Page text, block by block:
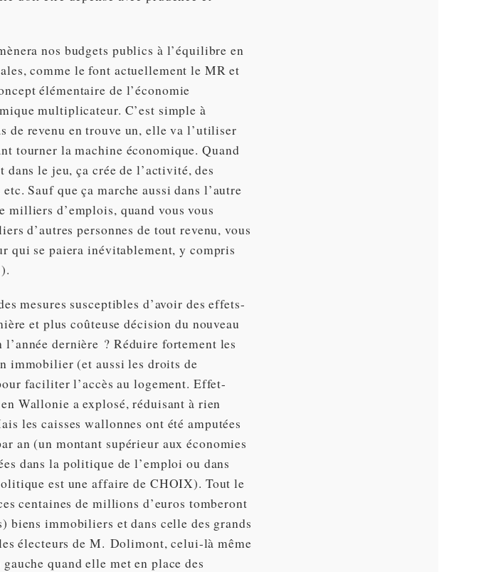
nos budgets publics à l’équilibre en
comme le font actuellement le MR et
élémentaire de l’économie
multiplicateur. C’est simple à
de revenu en trouve un, elle va l’utiliser
tourner la machine économique. Quand
le jeu, ça crée de l’activité, des
Sauf que ça marche aussi dans l’autre
milliers d’emplois, quand vous vous
d’autres personnes de tout revenu, vous
qui se paiera inévitablement, y compris
mesures susceptibles d’avoir des effets-
et plus coûteuse décision du nouveau
dernière ? Réduire fortement les
immobilier (et aussi les droits de
faciliter l’accès au logement. Effet-
Wallonie a explosé, réduisant à rien
les caisses wallonnes ont été amputées
an (un montant supérieur aux économies
dans la politique de l’emploi ou dans
est une affaire de CHOIX). Tout le
centaines de millions d’euros tomberont
biens immobiliers et dans celle des grands
électeurs de M. Dolimont, celui-là même
quand elle met en place des